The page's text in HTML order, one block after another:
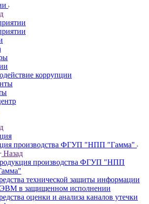
коррупции
производства ФГУП "НПП "Гамма"
Назад
производства ФГУП "НПП
технической защиты информации
в защищенном исполнении
оценки и анализа каналов утечки